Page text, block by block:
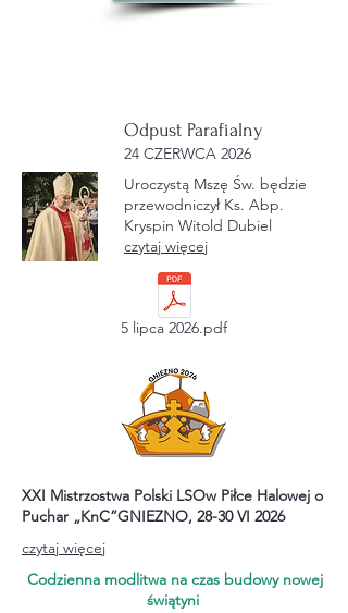
Odpust Parafialny
Uroczystą Mszę Św. będzie
przewodniczył Ks. Abp.
Kryspin Witold Dubiel
czytaj więcej
24 CZERWCA 2026
5 lipca 2026.pdf
XXI Mistrzostwa Polski LSOw Piłce Halowej o
Puchar „KnC”GNIEZNO, 28-30 VI 2026
czytaj więcej
Codzienna modlitwa na czas budowy nowej
świątyni